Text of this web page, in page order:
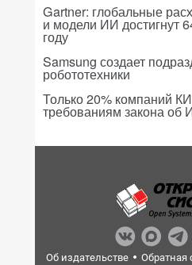
Gartner: глобальные
и модели ИИ достигнут
году
Samsung создает
робототехники
Только 20% компаний
требованиям закона об
Об издательстве Обратная